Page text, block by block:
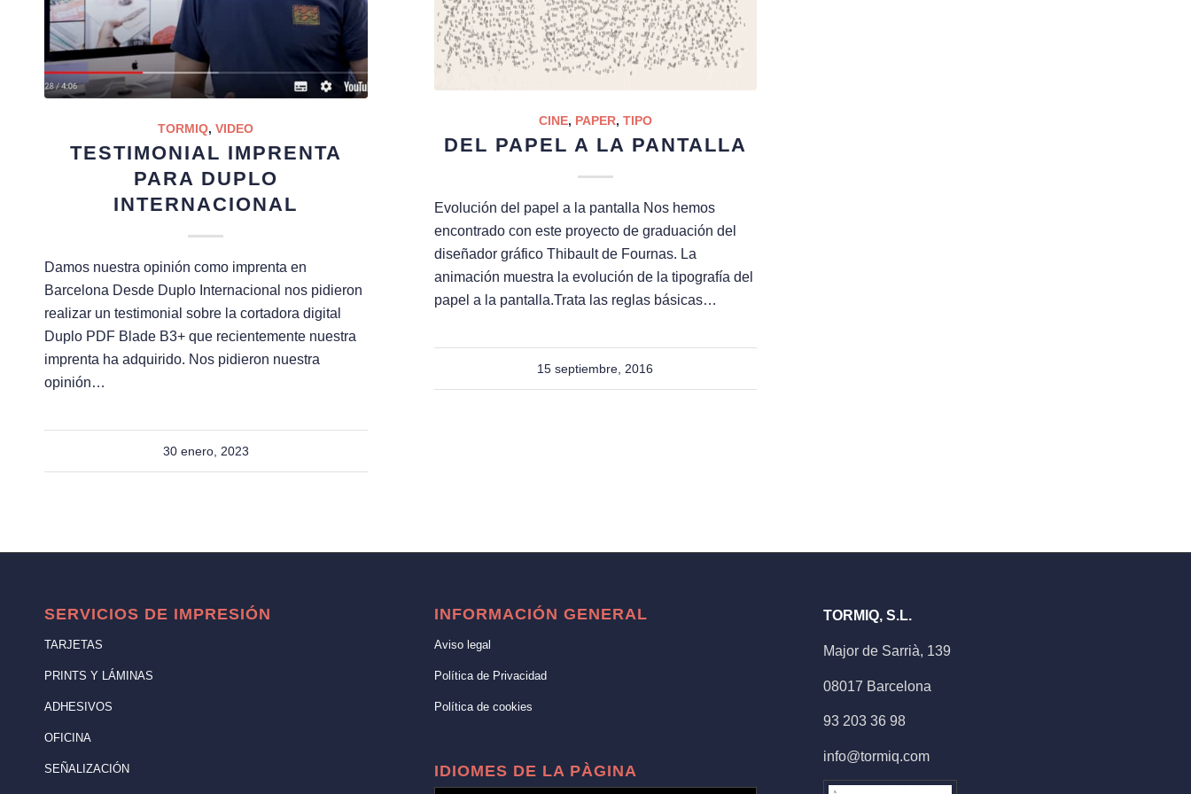
TORMIQ,VIDEO
TESTIMONIAL IMPRENTA
PARA DUPLO
INTERNACIONAL
Damos nuestra opinión como imprenta en
Barcelona Desde Duplo Internacional nos pidieron
realizar un testimonial sobre la cortadora digital
Duplo PDF Blade B3+ que recientemente nuestra
imprenta ha adquirido. Nos pidieron nuestra
opinión…
30 enero, 2023
CINE, PAPER, TIPO
DEL PAPEL A LA PANTALLA
Evolución del papel a la pantalla Nos hemos
encontrado con este proyecto de graduación del
diseñador gráfico Thibault de Fournas. La
animación muestra la evolución de la tipografía del
papel a la pantalla.Trata las reglas básicas…
15 septiembre, 2016
SERVICIOS DE IMPRESIÓN
TARJETAS
PRINTS Y LÁMINAS
ADHESIVOS
OFICINA
SEÑALIZACIÓN
INFORMACIÓN GENERAL
Aviso legal
Política de Privacidad
Política de cookies
IDIOMES DE LA PÀGINA
TORMIQ, S.L.
Major de Sarrià, 139
08017 Barcelona
93 203 36 98
info@tormiq.com